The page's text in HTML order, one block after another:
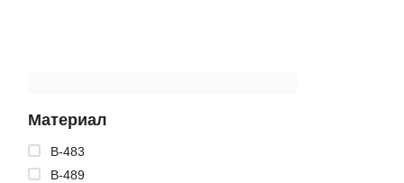
Материал
B-483
B-489